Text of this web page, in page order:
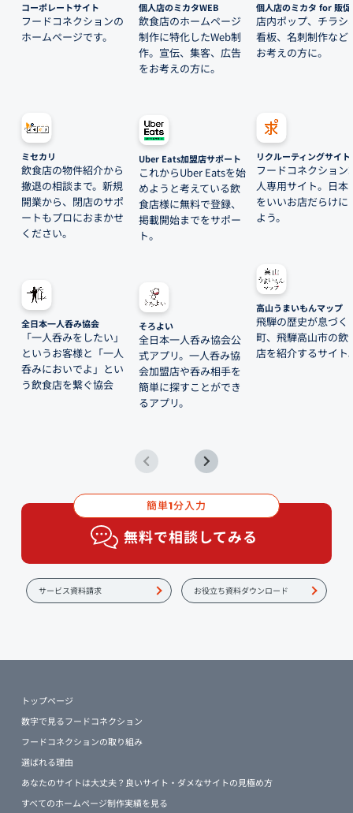
コーポレートサイト
フードコネクションの
ホームページです。
ミセカリ
飲食店の物件紹介から
撤退の相談まで。新規
開業から、閉店のサポ
ートもプロにおまかせ
ください。
全日本一人呑み協会
「一人呑みをしたい」
というお客様と「一人
呑みにおいでよ」とい
う飲食店を繋ぐ協会
個人店のミカタWEB
飲食店のホームページ
制作に特化したWeb制
作。宣伝、集客、広告
をお考えの方に。
Uber Eats加盟店サポート
これからUber Eatsを始
めようと考えている飲
食店様に無料で登録、
掲載開始までをサポー
ト。
そろよい
全日本一人呑み協会公
式アプリ。一人呑み協
会加盟店や呑み相手を
簡単に探すことができ
るアプリ。
個人店のミカタ for 販促
店内ポップ、チラシ
看板、名刺制作など
お考えの方に。
リクルーティングサイト
フードコネクション
人専用サイト。日本
をいいお店だらけに
よう。
高山うまいもんマップ
飛騨の歴史が息づく
町、飛騨高山市の飲
店を紹介するサイト
簡単1分入力
無料で相談してみる
サービス資料請求 お役立ち資料ダウンロード
トップページ
数字で見るフードコネクション
フードコネクションの取り組み
選ばれる理由
あなたのサイトは大丈夫？良いサイト・ダメなサイトの見極め方
すべてのホームページ制作実績を見る